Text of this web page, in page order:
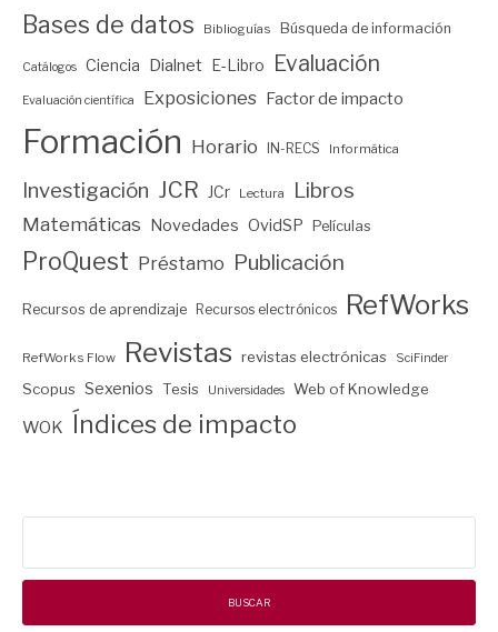
Bases de datos Biblioguías Búsqueda de información
Catálogos Ciencia Dialnet E-Libro Evaluación
Evaluación científica Exposiciones Factor de impacto
Formación Horario IN-RECS Informática
Investigación JCR JCr Lectura Libros
Matemáticas Novedades OvidSP Películas
ProQuest Préstamo Publicación
Recursos de aprendizaje Recursos electrónicos RefWorks
RefWorks Flow Revistas revistas electrónicas SciFinder
Scopus Sexenios Tesis Universidades Web of Knowledge
WOK Índices de impacto